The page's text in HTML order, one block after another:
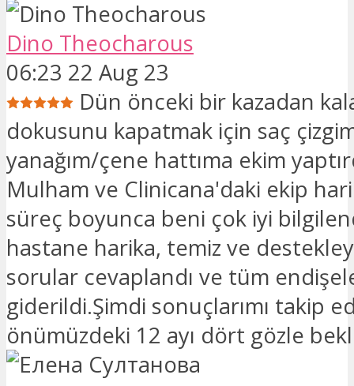
Dino Theocharous
06:23 22 Aug 23
Dün önceki bir kazadan
dokusunu kapatmak için saç
yanağım/çene hattıma ekim
Mulham ve Clinicana'daki ekip
süreç boyunca beni çok iyi
hastane harika, temiz ve
sorular cevaplandı ve tüm
giderildi.Şimdi sonuçlarımı takip
önümüzdeki 12 ayı dört gözle